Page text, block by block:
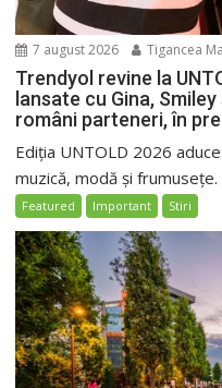
7 august 2026 Tigancea
Trendyol revine la
lansate cu Gina,
români parteneri, în
Ediția UNTOLD 2026
muzică, modă și
Featured Important Stiri